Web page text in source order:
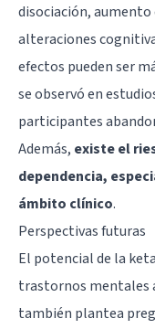
disociación, aumento
alteraciones
efectos pueden ser
se observó en
participantes
Además, existe el
dependencia,
ámbito clínico.
Perspectivas futuras
El potencial de la
trastornos mentales
también plantea